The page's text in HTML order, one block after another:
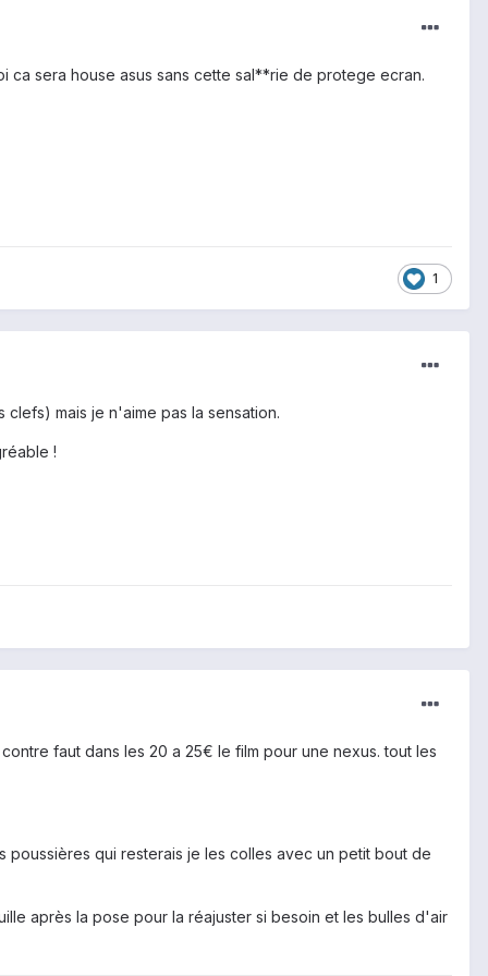
sera house asus sans cette sal**rie de protege ecran.
1
mais je n'aime pas la sensation.
!
faut dans les 20 a 25€ le film pour une nexus. tout les
qui resterais je les colles avec un petit bout de
après la pose pour la réajuster si besoin et les bulles d'air